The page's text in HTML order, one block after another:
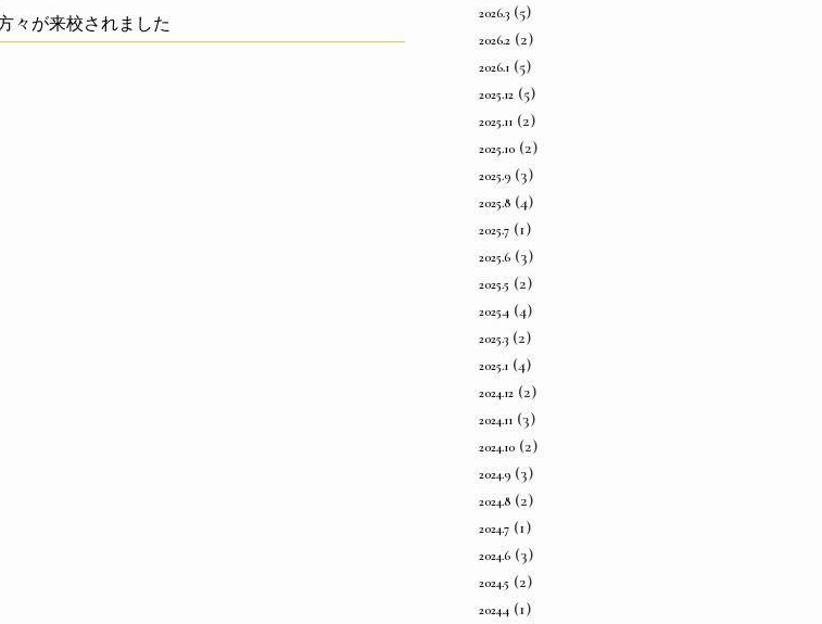
々が来校されました 2026.3 (5)
2026.2 (2)
2026.1 (5)
2025.12 (5)
2025.11 (2)
2025.10 (2)
2025.9 (3)
2025.8 (4)
2025.7 (1)
2025.6 (3)
2025.5 (2)
2025.4 (4)
2025.3 (2)
2025.1 (4)
2024.12 (2)
2024.11 (3)
2024.10 (2)
2024.9 (3)
2024.8 (2)
2024.7 (1)
2024.6 (3)
2024.5 (2)
2024.4 (1)